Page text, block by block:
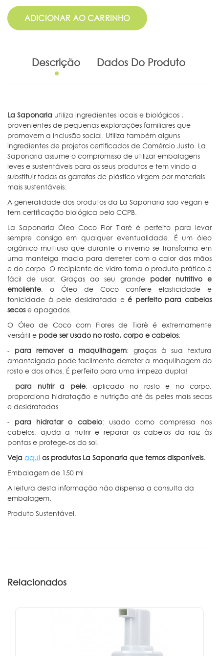
ADICIONAR AO CARRINHO
Descrição Dados Do Produto
La Saponaria utiliza ingredientes locais e biológicos ,
provenientes de pequenas explorações familiares que
promovem a inclusão social. Utiliza também alguns
ingredientes de projetos certificados de Comércio Justo. La
Saponaria assume o compromisso de utilizar embalagens
leves e sustentáveis para os seus produtos e tem vindo a
substituir todas as garrafas de plástico virgem por materiais
mais sustentáveis.
A generalidade dos produtos da La Saponaria são vegan e
tem certificação biológica pelo CCPB.
La Saponaria Óleo Coco Flor Tiaré é perfeito para levar
sempre consigo em qualquer eventualidade. É um óleo
orgânico multiuso que durante o inverno se transforma em
uma manteiga macia para derreter com o calor das mãos
e do corpo. O recipiente de vidro torna o produto prático e
fácil de usar. Graças ao seu grande poder nutritivo e
emoliente, o Óleo de Coco confere elasticidade e
tonicidade à pele desidratada eé perfeito para cabelos
secose apagados.
O Óleo de Coco com Flores de Tiarè é extremamente
versátil e pode ser usado no rosto, corpo e cabelos:
- para remover a maquilhagem: graças à sua textura
amanteigada pode facilmente derreter a maquilhagem do
rosto e dos olhos. É perfeito para uma limpeza dupla!
- para nutrir a pele: aplicado no rosto e no corpo,
proporciona hidratação e nutrição até às peles mais secas
e desidratadas
- para hidratar o cabelo: usado como compressa nos
cabelos, ajuda a nutrir e reparar os cabelos da raiz às
pontas e protege-os do sol.
Veja aqui os produtos La Saponaria que temos disponíveis.
Embalagem de 150 ml
A leitura desta informação não dispensa a consulta da
embalagem.
Produto Sustentável.
Relacionados